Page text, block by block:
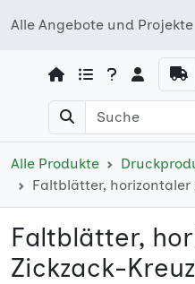
Alle Angebote und Projekte
Alle Produkte
Faltblätter,
Faltblätter,
Zickzack-